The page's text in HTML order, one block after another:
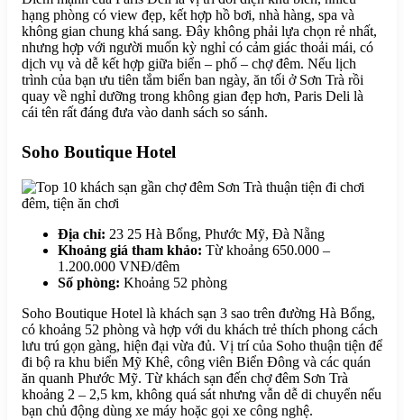
hạng phòng có view đẹp, kết hợp hồ bơi, nhà hàng, spa và
không gian chung khá sang. Đây không phải lựa chọn rẻ nhất,
nhưng hợp với người muốn kỳ nghỉ có cảm giác thoải mái, có
dịch vụ và dễ kết hợp giữa biển – phố – chợ đêm. Nếu lịch
trình của bạn ưu tiên tắm biển ban ngày, ăn tối ở Sơn Trà rồi
quay về nghỉ dưỡng trong không gian đẹp hơn, Paris Deli là
cái tên rất đáng đưa vào danh sách so sánh.
Soho Boutique Hotel
Địa chỉ: 23 25 Hà Bổng, Phước Mỹ, Đà Nẵng
Khoảng giá tham khảo: Từ khoảng 650.000 –
1.200.000 VNĐ/đêm
Số phòng: Khoảng 52 phòng
Soho Boutique Hotel là khách sạn 3 sao trên đường Hà Bổng,
có khoảng 52 phòng và hợp với du khách trẻ thích phong cách
lưu trú gọn gàng, hiện đại vừa đủ. Vị trí của Soho thuận tiện để
đi bộ ra khu biển Mỹ Khê, công viên Biển Đông và các quán
ăn quanh Phước Mỹ. Từ khách sạn đến chợ đêm Sơn Trà
khoảng 2 – 2,5 km, không quá sát nhưng vẫn dễ di chuyển nếu
bạn chủ động dùng xe máy hoặc gọi xe công nghệ.